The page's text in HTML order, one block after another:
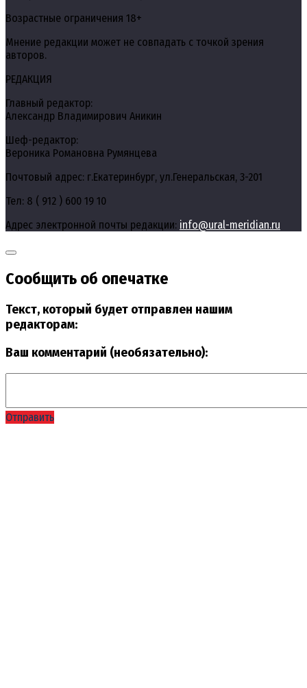
Возрастные ограничения 18+
Мнение редакции может не совпадать с точкой зрения
авторов.
РЕДАКЦИЯ
Главный редактор:
Александр Владимирович Аникин
Шеф-редактор:
Вероника Романовна Румянцева
Почтовый адрес: г.Екатеринбург, ул.Генеральская, 3-201
Тел: 8 ( 912 ) 600 19 10
Адрес электронной почты редакции: info@ural-meridian.ru
Сообщить об опечатке
Текст, который будет отправлен нашим
редакторам:
Ваш комментарий (необязательно):
Отправить